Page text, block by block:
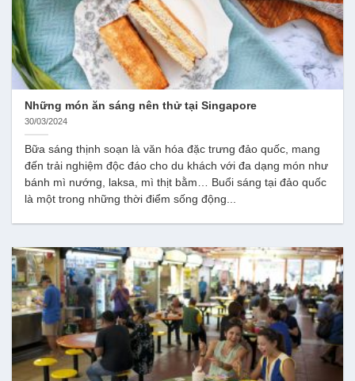
Những món ăn sáng nên thử tại Singapore
30/03/2024
Bữa sáng thịnh soạn là văn hóa đặc trưng đảo quốc, mang
đến trải nghiệm độc đáo cho du khách với đa dạng món như
bánh mì nướng, laksa, mì thịt bằm… Buổi sáng tại đảo quốc
là một trong những thời điểm sống động...